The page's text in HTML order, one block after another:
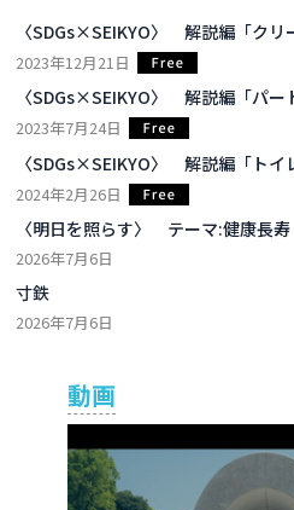
〈SDGs×SEIKYO〉 解説編「クリ
2023年12月21日
〈SDGs×SEIKYO〉 解説編「パー
2023年7月24日
〈SDGs×SEIKYO〉 解説編「トイ
2024年2月26日
〈明日を照らす〉 テーマ:健康長寿
2026年7月6日
寸鉄
2026年7月6日
動画